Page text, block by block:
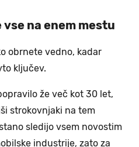
na enem mestu
obrnete vedno, kadar
ključev.
že več kot 30 let,
strokovnjaki na tem
sledijo vsem novostim
industrije, zato za